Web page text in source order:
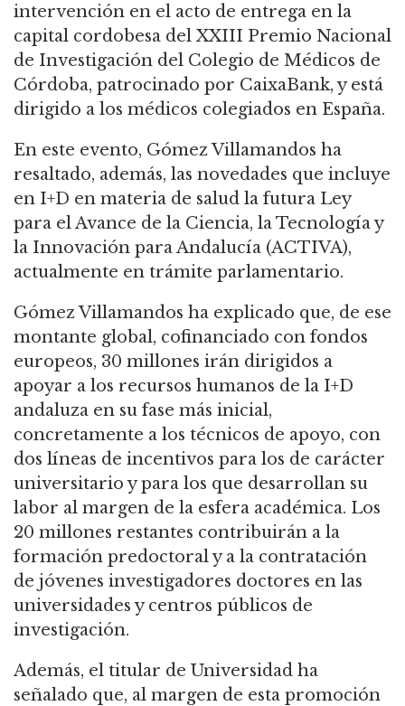
intervención en el acto de entrega en la
capital cordobesa del XXIII Premio Nacional
de Investigación del Colegio de Médicos de
Córdoba, patrocinado por CaixaBank, y está
dirigido a los médicos colegiados en España.
En este evento, Gómez Villamandos ha
resaltado, además, las novedades que incluye
en I+D en materia de salud la futura Ley
para el Avance de la Ciencia, la Tecnología y
la Innovación para Andalucía (ACTIVA),
actualmente en trámite parlamentario.
Gómez Villamandos ha explicado que, de ese
montante global, cofinanciado con fondos
europeos, 30 millones irán dirigidos a
apoyar a los recursos humanos de la I+D
andaluza en su fase más inicial,
concretamente a los técnicos de apoyo, con
dos líneas de incentivos para los de carácter
universitario y para los que desarrollan su
labor al margen de la esfera académica. Los
20 millones restantes contribuirán a la
formación predoctoral y a la contratación
de jóvenes investigadores doctores en las
universidades y centros públicos de
investigación.
Además, el titular de Universidad ha
señalado que, al margen de esta promoción